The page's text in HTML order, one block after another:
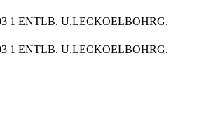
1 ENTLB. U.LECKOELBOHRG.
1 ENTLB. U.LECKOELBOHRG.